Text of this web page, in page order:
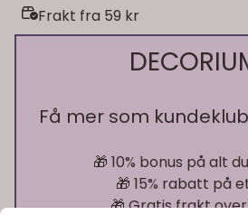
Frakt fra 59 kr
Få mer som
🎁 10% bonus på alt
🎁 15% rabatt på
🎁 Gratis frakt